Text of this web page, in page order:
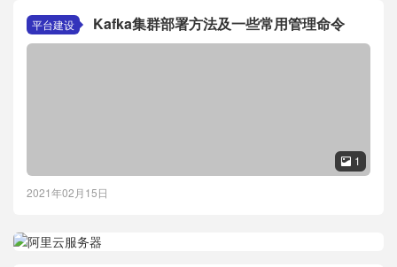
平台建设 Kafka集群部署方法及一些常用管理命令
 1
2021年02月15日